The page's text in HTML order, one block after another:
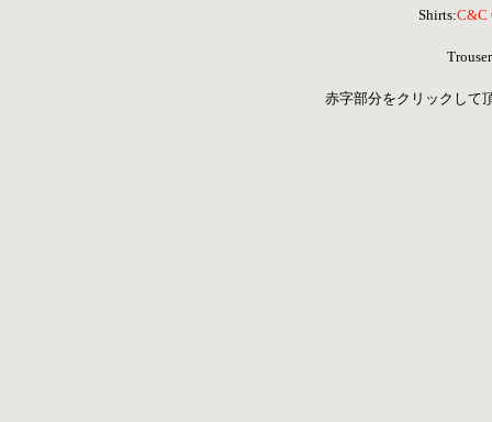
Shirts:C&C
赤字部分をクリックして